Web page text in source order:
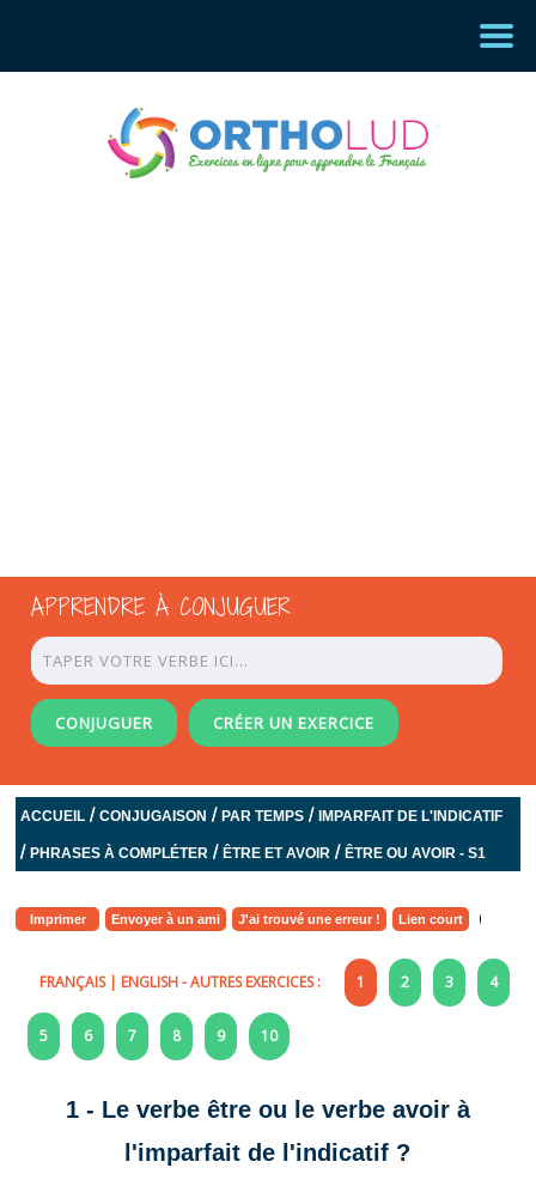
APPRENDRE À CONJUGUER
CONJUGUER CRÉER UN EXERCICE
ACCUEIL /CONJUGAISON /PAR TEMPS / IMPARFAIT DE L'INDICATIF
/PHRASES À COMPLÉTER /ÊTRE ET AVOIR /ÊTRE OU AVOIR - S1
Imprimer Envoyer à un ami J'ai trouvé une erreur ! Lien court
FRANÇAIS| ENGLISH- AUTRES EXERCICES : 1 2 3 4
5 6 7 8 9 10
1 - Le verbe être ou le verbe avoir à
l'imparfait de l'indicatif ?